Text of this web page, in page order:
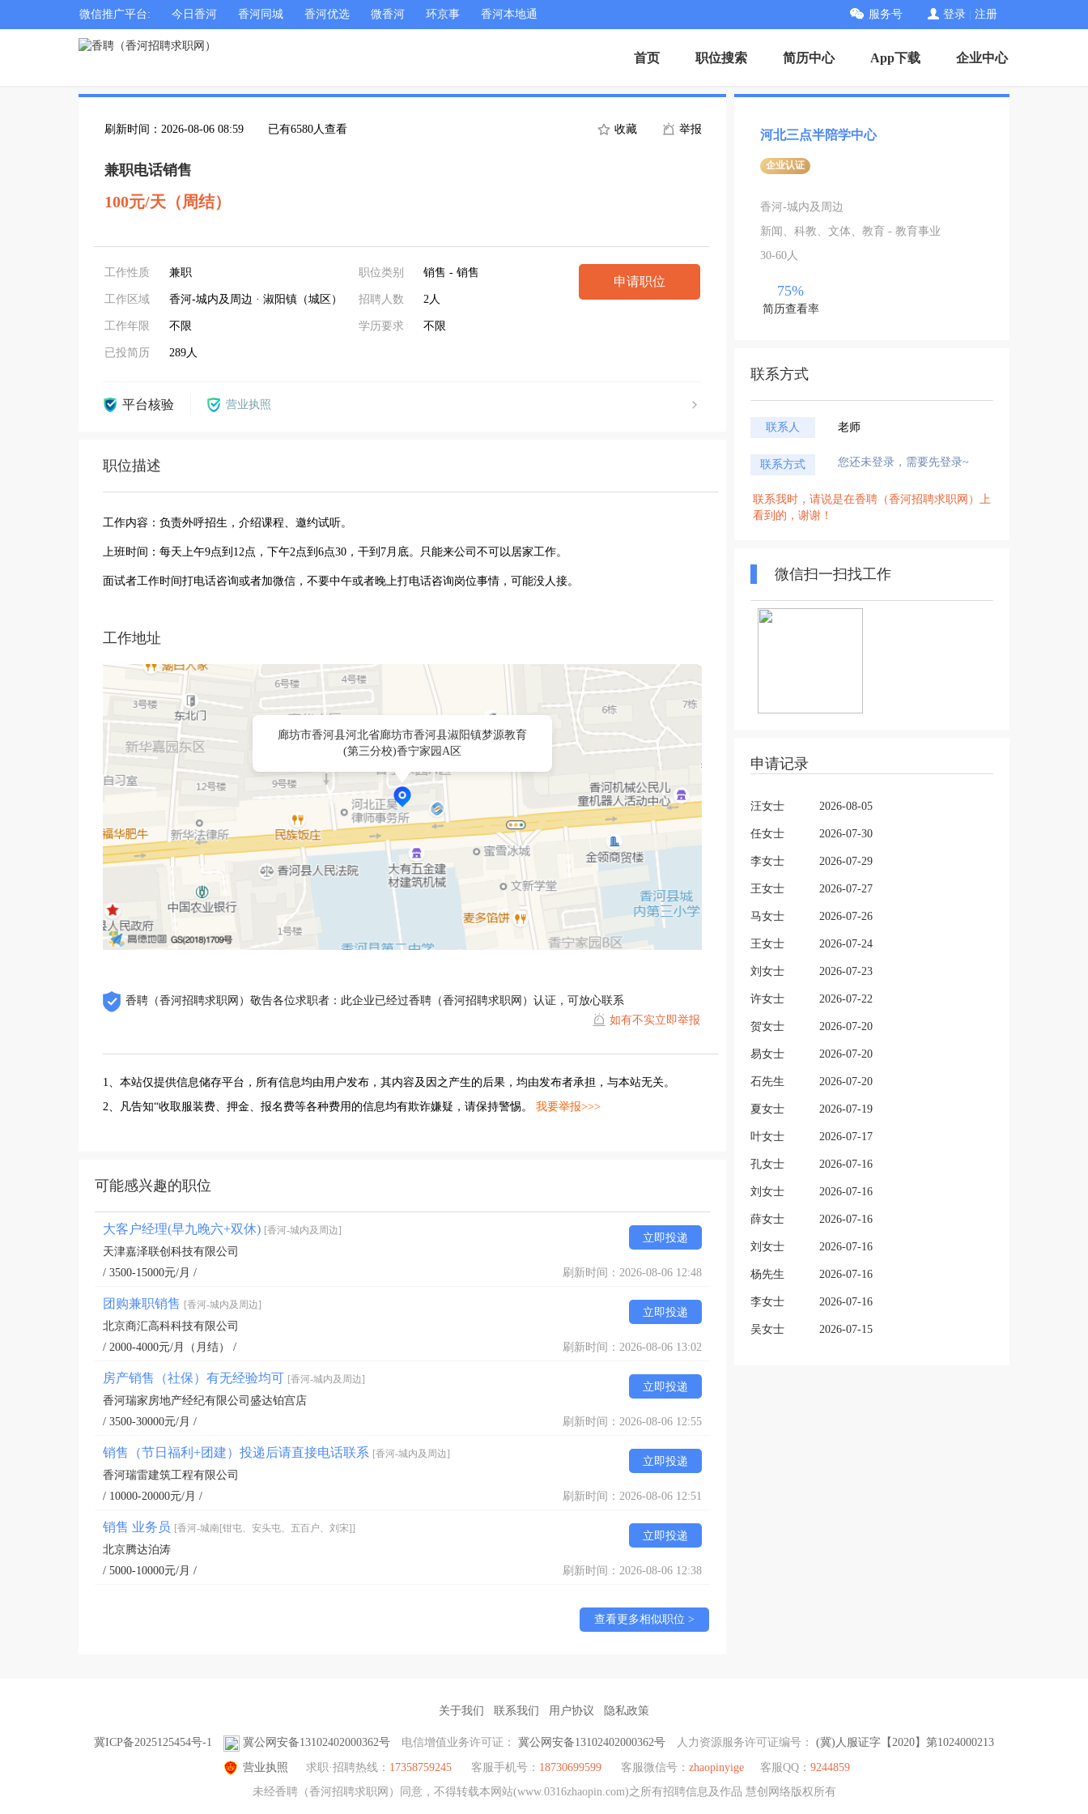
微信推广平台: 今日香河 香河同城 香河优选 微香河 环京事 香河本地通 服务号 登录 注册
首页 职位搜索 简历中心 App下载 企业中心
刷新时间：2026-08-06 08:59 已有6580人查看 收藏 举报
兼职电话销售
100元/天（周结）
工作性质 兼职
工作区域 香河-城内及周边 · 淑阳镇（城区）
工作年限 不限
已投简历 289人
职位类别 销售 - 销售
招聘人数 2人
学历要求 不限
申请职位
平台核验 营业执照
职位描述
工作内容：负责外呼招生，介绍课程、邀约试听。
上班时间：每天上午9点到12点，下午2点到6点30，干到7月底。只能来公司不可以居家工作。
面试者工作时间打电话咨询或者加微信，不要中午或者晚上打电话咨询岗位事情，可能没人接。
工作地址
廊坊市香河县河北省廊坊市香河县淑阳镇梦源教育
(第三分校)香宁家园A区
香聘（香河招聘求职网）敬告各位求职者：此企业已经过香聘（香河招聘求职网）认证，可放心联系
如有不实立即举报
1、本站仅提供信息储存平台，所有信息均由用户发布，其内容及因之产生的后果，均由发布者承担，与本站无关。
2、凡告知“收取服装费、押金、报名费等各种费用的信息均有欺诈嫌疑，请保持警惕。 我要举报>>>
可能感兴趣的职位
大客户经理(早九晚六+双休) [香河-城内及周边]
立即投递
天津嘉泽联创科技有限公司
/ 3500-15000元/月 /
刷新时间：2026-08-06 12:48
团购兼职销售 [香河-城内及周边]
立即投递
北京商汇高科科技有限公司
/ 2000-4000元/月（月结） /
刷新时间：2026-08-06 13:02
房产销售（社保）有无经验均可 [香河-城内及周边]
立即投递
香河瑞家房地产经纪有限公司盛达铂宫店
/ 3500-30000元/月 /
刷新时间：2026-08-06 12:55
销售（节日福利+团建）投递后请直接电话联系 [香河-城内及周边]
立即投递
香河瑞雷建筑工程有限公司
/ 10000-20000元/月 /
刷新时间：2026-08-06 12:51
销售 业务员 [香河-城南[钳屯、安头屯、五百户、刘宋]]
立即投递
北京腾达泊涛
/ 5000-10000元/月 /
刷新时间：2026-08-06 12:38
查看更多相似职位 >
河北三点半陪学中心
企业认证
香河-城内及周边
新闻、科教、文体、教育 - 教育事业
30-60人
75%
简历查看率
联系方式
联系人 老师
联系方式 您还未登录，需要先登录~
联系我时，请说是在香聘（香河招聘求职网）上
看到的，谢谢！
微信扫一扫找工作
申请记录
汪女士 2026-08-05
任女士 2026-07-30
李女士 2026-07-29
王女士 2026-07-27
马女士 2026-07-26
王女士 2026-07-24
刘女士 2026-07-23
许女士 2026-07-22
贺女士 2026-07-20
易女士 2026-07-20
石先生 2026-07-20
夏女士 2026-07-19
叶女士 2026-07-17
孔女士 2026-07-16
刘女士 2026-07-16
薛女士 2026-07-16
刘女士 2026-07-16
杨先生 2026-07-16
李女士 2026-07-16
吴女士 2026-07-15
关于我们 联系我们 用户协议 隐私政策
冀ICP备2025125454号-1 冀公网安备13102402000362号 电信增值业务许可证： 冀公网安备13102402000362号 人力资源服务许可证编号： (冀)人服证字【2020】第1024000213
营业执照 求职·招聘热线： 17358759245 客服手机号： 18730699599 客服微信号： zhaopinyige 客服QQ： 9244859
未经香聘（香河招聘求职网）同意，不得转载本网站(www.0316zhaopin.com)之所有招聘信息及作品 慧创网络版权所有